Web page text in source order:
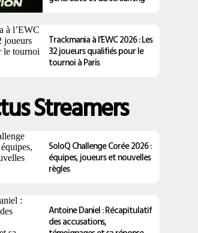
Trackmania à l’EWC 2026 : Les
32 joueurs qualifiés pour le
tournoi à Paris
Streamers
SoloQ Challenge Corée 2026 :
équipes, joueurs et nouvelles
règles
Antoine Daniel : Récapitulatif
des accusations,